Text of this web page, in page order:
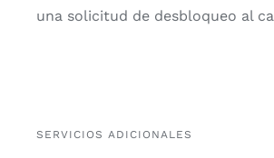
una solicitud de desbloqueo al
SERVICIOS ADICIONALES